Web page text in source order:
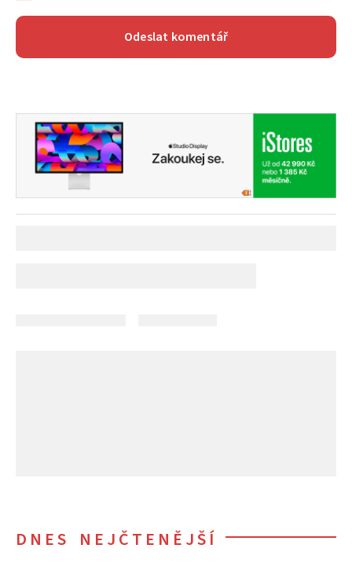
DNES NEJČTENĚJŠÍ